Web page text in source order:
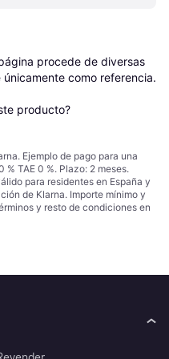
procede de diversas
como referencia.
producto?
Ejemplo de pago para una
TAE 0 %. Plazo: 2 meses.
para residentes en España y
de Klarna. Importe mínimo y
y resto de condiciones en